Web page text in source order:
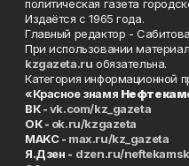
политическая газета
Издаётся с 1965 года.
Главный редактор -
При использовании
kzgazeta.ru обязательна.
Категория информационной
«Красное знамя
ВК -vk.com/kz_gazeta
ОК - ok.ru/kzgazeta
MAKC - max.ru/kz_gazeta
Я.Дзен - dzen.ru/